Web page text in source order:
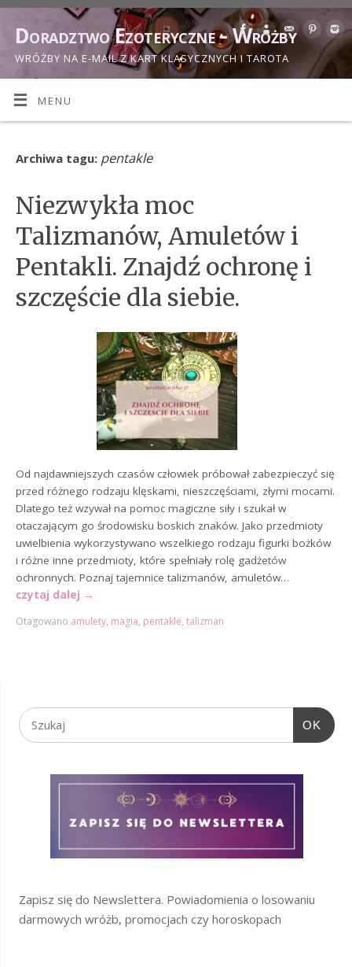
Doradztwo Ezoteryczne - Wróżby
WRÓŻBY NA E-MAIL Z KART KLASYCZNYCH I TAROTA
MENU
Archiwa tagu: pentakle
Niezwykła moc
Talizmanów, Amuletów i
Pentakli. Znajdź ochronę i
szczęście dla siebie.
Od najdawniejszych czasów człowiek próbował zabezpieczyć się
przed różnego rodzaju klęskami, nieszczęściami, złymi mocami.
Dlatego też wzywał na pomoc magiczne siły i szukał w
otaczającym go środowisku boskich znaków. Jako przedmioty
uwielbienia wykorzystywano wszelkiego rodzaju figurki bożków
i różne inne przedmioty, które spełniały rolę gadżetów
ochronnych. Poznaj tajemnice talizmanów, amuletów…
czytaj dalej →
Otagowano amulety, magia, pentakle,talizman
OK
Zapisz się do Newslettera. Powiadomienia o losowaniu
darmowych wróżb, promocjach czy horoskopach